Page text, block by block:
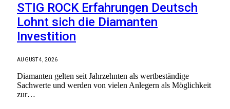
STIG ROCK Erfahrungen Deutsch
Lohnt sich die Diamanten
Investition
AUGUST 4, 2026
Diamanten gelten seit Jahrzehnten als wertbeständige
Sachwerte und werden von vielen Anlegern als Möglichkeit
zur…